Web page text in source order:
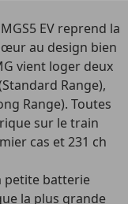
EV reprend la
au design bien
vient loger deux
Range),
Range). Toutes
sur le train
cas et 231 ch
petite batterie
la plus grande